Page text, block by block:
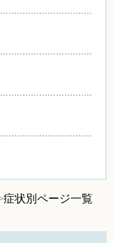
症状別ページ一覧